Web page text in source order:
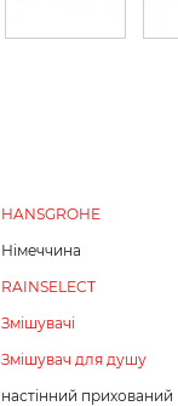
HANSGROHE
Німеччина
RAINSELECT
Змішувачі
Змішувач для душу
настінний прихований